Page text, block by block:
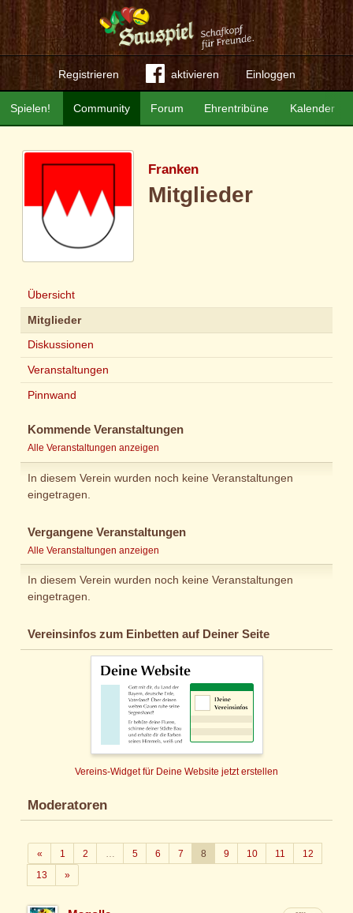
Registrieren aktivieren Einloggen
Community Forum Ehrentribüne Kalender
Spielen!
Franken
Mitglieder
Übersicht
Mitglieder
Diskussionen
Veranstaltungen
Pinnwand
Kommende Veranstaltungen
Alle Veranstaltungen anzeigen
In diesem Verein wurden noch keine Veranstaltungen
eingetragen.
Vergangene Veranstaltungen
Alle Veranstaltungen anzeigen
In diesem Verein wurden noch keine Veranstaltungen
eingetragen.
Vereinsinfos zum Einbetten auf Deiner Seite
Vereins-Widget für Deine Website jetzt erstellen
Moderatoren
«Zurück
1 2 5 6 7 8 9 10 11
12
13
»Weiter